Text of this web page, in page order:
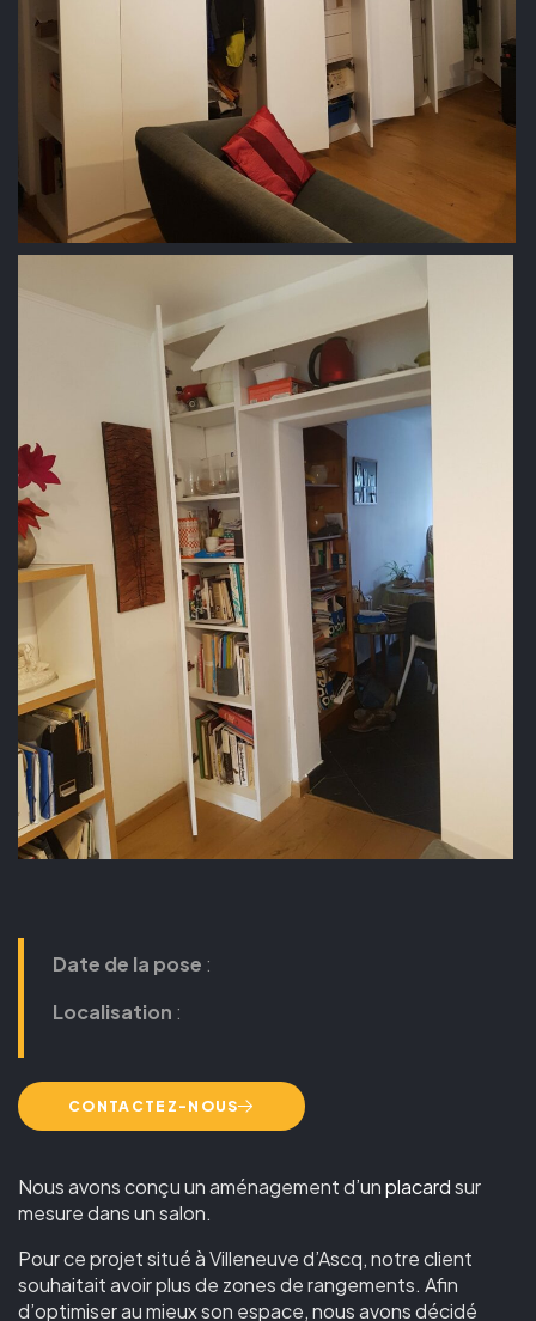
Nous avons conçu un aménagement d’unplacardsur
mesure dans un salon.
Pour ce projet situé à Villeneuve d’Ascq, notre client
souhaitait avoir plus de zones de rangements. Afin
d’optimiser au mieux son espace, nous avons décidé
Date de la pose :
Localisation :
CONTACTEZ-NOUS